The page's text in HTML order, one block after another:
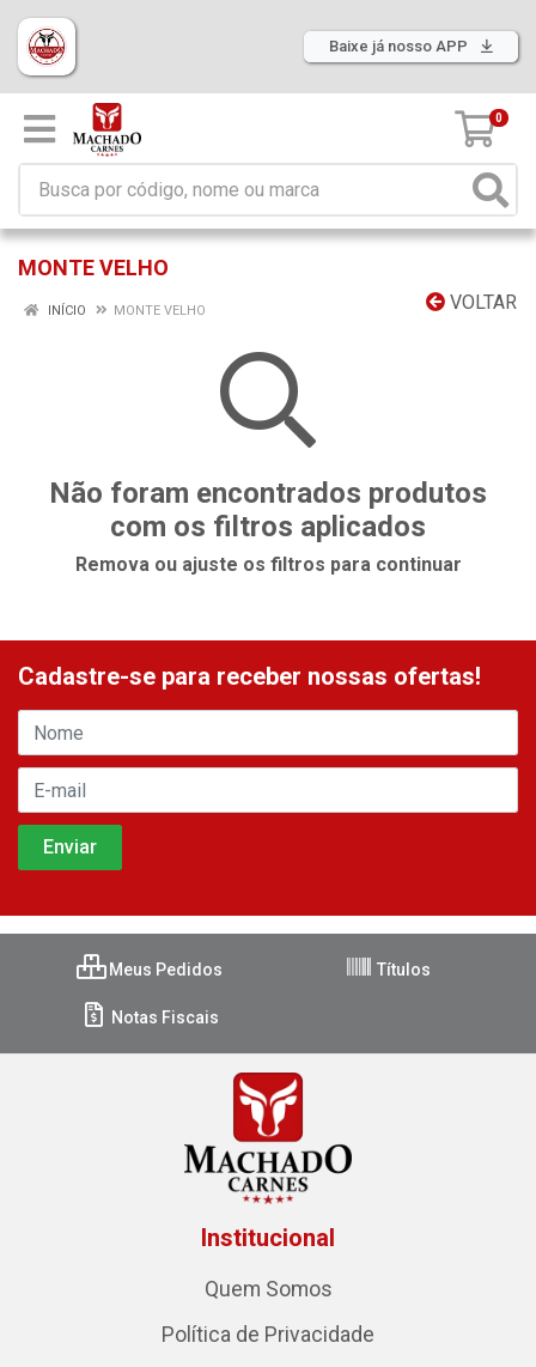
Baixe já nosso APP
0
MONTE VELHO
VOLTAR
INÍCIO MONTE VELHO
Não foram encontrados produtos
com os filtros aplicados
Remova ou ajuste os filtros para continuar
Cadastre-se para receber nossas ofertas!
Meus Pedidos Títulos
Notas Fiscais
Institucional
Quem Somos
Política de Privacidade